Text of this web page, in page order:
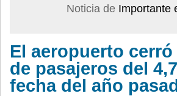
Noticia de Importante
El aeropuerto
de pasajeros del
fecha del año